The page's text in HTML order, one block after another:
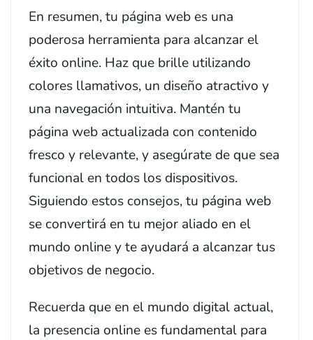
En resumen, tu página web es una
poderosa herramienta para alcanzar el
éxito online. Haz que brille utilizando
colores llamativos, un diseño atractivo y
una navegación intuitiva. Mantén tu
página web actualizada con contenido
fresco y relevante, y asegúrate de que sea
funcional en todos los dispositivos.
Siguiendo estos consejos, tu página web
se convertirá en tu mejor aliado en el
mundo online y te ayudará a alcanzar tus
objetivos de negocio.
Recuerda que en el mundo digital actual,
la presencia online es fundamental para